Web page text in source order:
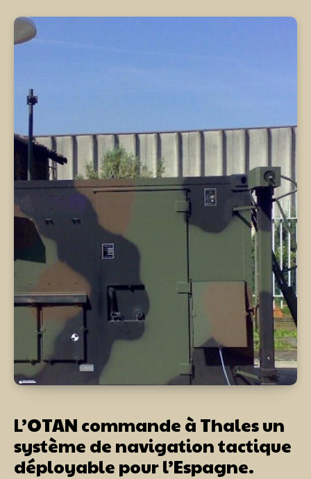
L’OTAN commande à Thales un
système de navigation tactique
déployable pour l’Espagne.